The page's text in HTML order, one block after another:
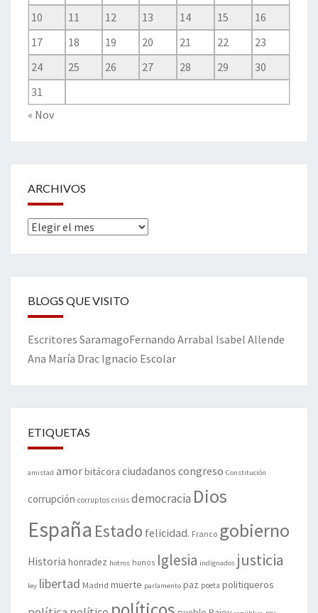
10
11 12 13 14 15
16
17
18 19 20 21 22
23
24
25 26 27 28 29
30
31
« Nov
ARCHIVOS
Archivos
BLOGS QUE VISITO
Escritores SaramagoFernando Arrabal Isabel Allende
Ana María Drac Ignacio Escolar
ETIQUETAS
amistad amorbitácora ciudadanos congreso Constitución
corrupción corruptos crisis democracia Dios
España Estado felicidad. Franco gobierno
Historia honradez hotros hunos Iglesia indignados justicia
ley libertad Madrid muerte parlamento paz poeta politiqueros